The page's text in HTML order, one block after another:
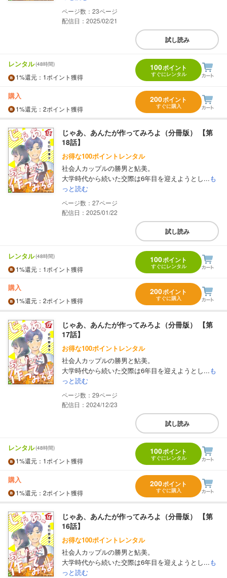
23
配信日：2025/02/21
試し読み
レンタル(48時間)
1%還元 ：1ポイント獲得
100ポイント
すぐにレンタル
購入
1%還元 ：2ポイント獲得
200ポイント
すぐに購入
じゃあ、あんたが作ってみろよ（分冊版） 【第
18話】
お得な100ポイントレンタル
社会人カップルの勝男と鮎美。
大学時代から続いた交際は6年目を迎えようとし...も
っと読む
27
配信日：2025/01/22
試し読み
レンタル(48時間)
1%還元 ：1ポイント獲得
100ポイント
すぐにレンタル
購入
1%還元 ：2ポイント獲得
200ポイント
すぐに購入
じゃあ、あんたが作ってみろよ（分冊版） 【第
17話】
お得な100ポイントレンタル
社会人カップルの勝男と鮎美。
大学時代から続いた交際は6年目を迎えようとし...も
っと読む
29
配信日：2024/12/23
試し読み
レンタル(48時間)
1%還元 ：1ポイント獲得
100ポイント
すぐにレンタル
購入
1%還元 ：2ポイント獲得
200ポイント
すぐに購入
じゃあ、あんたが作ってみろよ（分冊版） 【第
16話】
お得な100ポイントレンタル
社会人カップルの勝男と鮎美。
大学時代から続いた交際は6年目を迎えようとし...も
っと読む